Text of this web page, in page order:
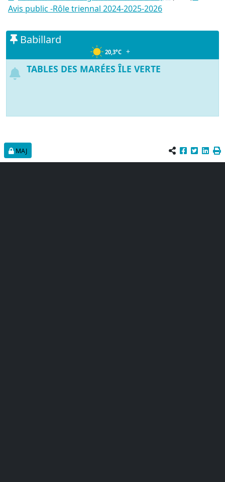
Avis public -Rôle triennal 2024-2025-2026
Babillard
20,3°C +
TABLES DES MARÉES ÎLE VERTE
MAJ